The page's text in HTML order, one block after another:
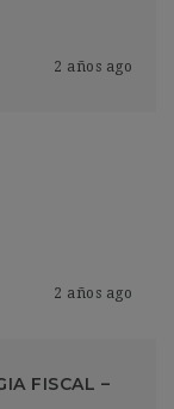
2 años ago
2 años ago
FISCAL –